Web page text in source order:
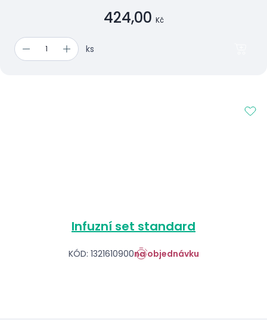
424,00 Kč
ks
Infuzní set standard
KÓD: 1321610900na objednávku